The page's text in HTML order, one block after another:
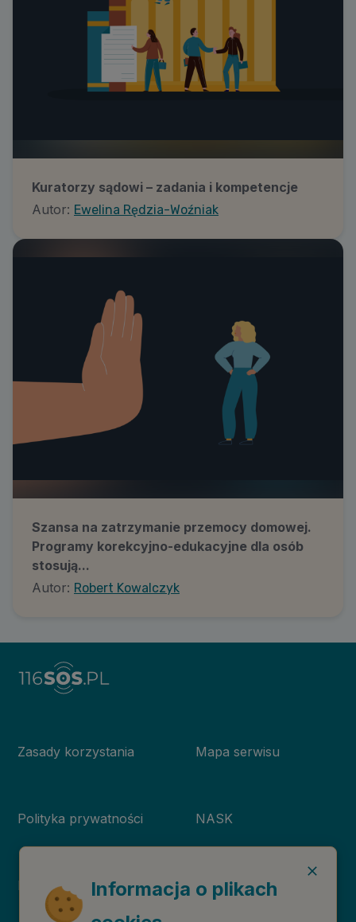
Kuratorzy sądowi – zadania i kompetencje
Autor: Ewelina Rędzia-Woźniak
Szansa na zatrzymanie przemocy domowej.
Programy korekcyjno-edukacyjne dla osób
stosują...
Autor: Robert Kowalczyk
Zasady korzystania
Polityka prywatności
Deklaracja dostępności
Mapa serwisu
NASK
Niebieska Linia
Informacja o plikach